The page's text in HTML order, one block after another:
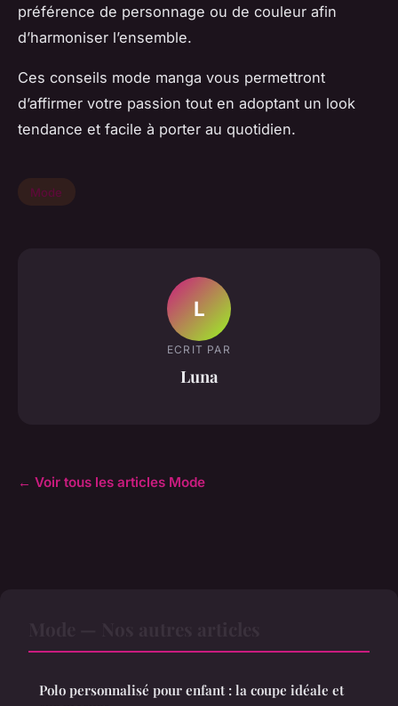
préférence de personnage ou de couleur afin
d’harmoniser l’ensemble.
Ces conseils mode manga vous permettront
d’affirmer votre passion tout en adoptant un look
tendance et facile à porter au quotidien.
Mode
L
ECRIT PAR
Luna
← Voir tous les articles Mode
Polo personnalisé pour enfant : la coupe idéale et